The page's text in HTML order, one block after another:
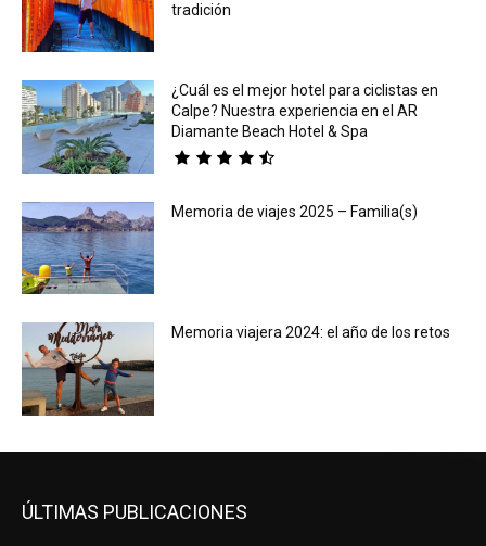
tradición
¿Cuál es el mejor hotel para ciclistas en
Calpe? Nuestra experiencia en el AR
Diamante Beach Hotel & Spa
Memoria de viajes 2025 – Familia(s)
Memoria viajera 2024: el año de los retos
ÚLTIMAS PUBLICACIONES